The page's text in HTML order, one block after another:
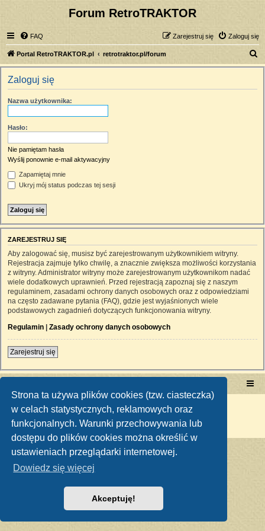
Strona ta używa plików cookies (tzw. ciasteczka)
w celach statystycznych, reklamowych oraz
funkcjonalnych. Warunki przechowywania lub
dostępu do plików cookies można określić w
ustawieniach przeglądarki internetowej.
Dowiedz się więcej
Akceptuję!
Forum RetroTRAKTOR
FAQ Zaloguj się
Zarejestruj się
Portal RetroTRAKTOR.pl retrotraktor.pl/forum
z
Zaloguj się
Nazwa użytkownika:
Hasło:
Nie pamiętam hasła
Wyślij ponownie e-mail aktywacyjny
Zapamiętaj mnie
Ukryj mój status podczas tej sesji
ZAREJESTRUJ SIĘ
Aby zalogować się, musisz być zarejestrowanym użytkownikiem witryny.
Rejestracja zajmuje tylko chwilę, a znacznie zwiększa możliwości korzystania
z witryny. Administrator witryny może zarejestrowanym użytkownikom nadać
wiele dodatkowych uprawnień. Przed rejestracją zapoznaj się z naszym
regulaminem, zasadami ochrony danych osobowych oraz z odpowiedziami
na często zadawane pytania (FAQ), gdzie jest wyjaśnionych wiele
podstawowych zagadnień dotyczących funkcjonowania witryny.
Regulamin | Zasady ochrony danych osobowych
Zarejestruj się
Technologię dostarcza phpBB ® Forum Software © phpBB Limited
Polski pakiet językowy dostarcza
Zasady ochrony danych osobowych|Regulamin